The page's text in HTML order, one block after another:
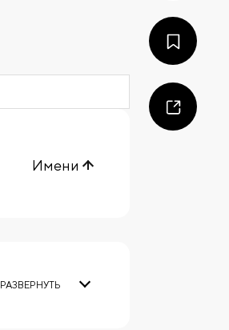
РАЗВЕРНУТЬ
Имени